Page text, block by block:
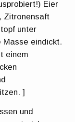
Eier
Zitronensaft
unter
Masse eindickt.
einem
]
und